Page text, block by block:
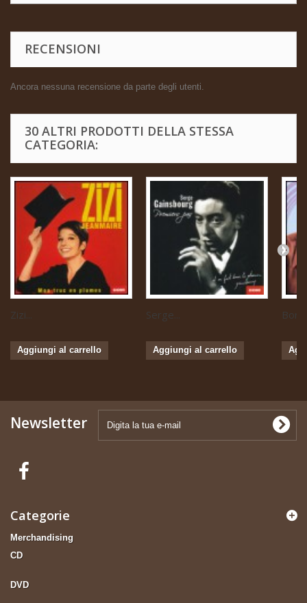
RECENSIONI
Ancora nessuna recensione da parte degli utenti.
30 ALTRI PRODOTTI DELLA STESSA
CATEGORIA:
Zizi...
Aggiungi al carrello
Serge...
Aggiungi al carrello
Newsletter
Categorie
Merchandising
CD
DVD